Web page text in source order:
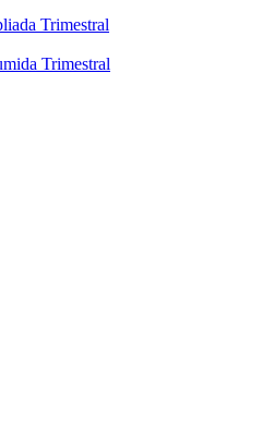
Trimestral
Trimestral